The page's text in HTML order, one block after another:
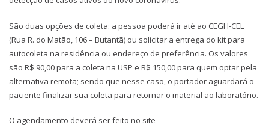
São duas opções de coleta: a pessoa poderá ir até ao CEGH-CEL
(Rua R. do Matão, 106 – Butantã) ou solicitar a entrega do kit para
autocoleta na residência ou endereço de preferência. Os valores
são R$ 90,00 para a coleta na USP e R$ 150,00 para quem optar pela
alternativa remota; sendo que nesse caso, o portador aguardará o
paciente finalizar sua coleta para retornar o material ao laboratório.
O agendamento deverá ser feito no site